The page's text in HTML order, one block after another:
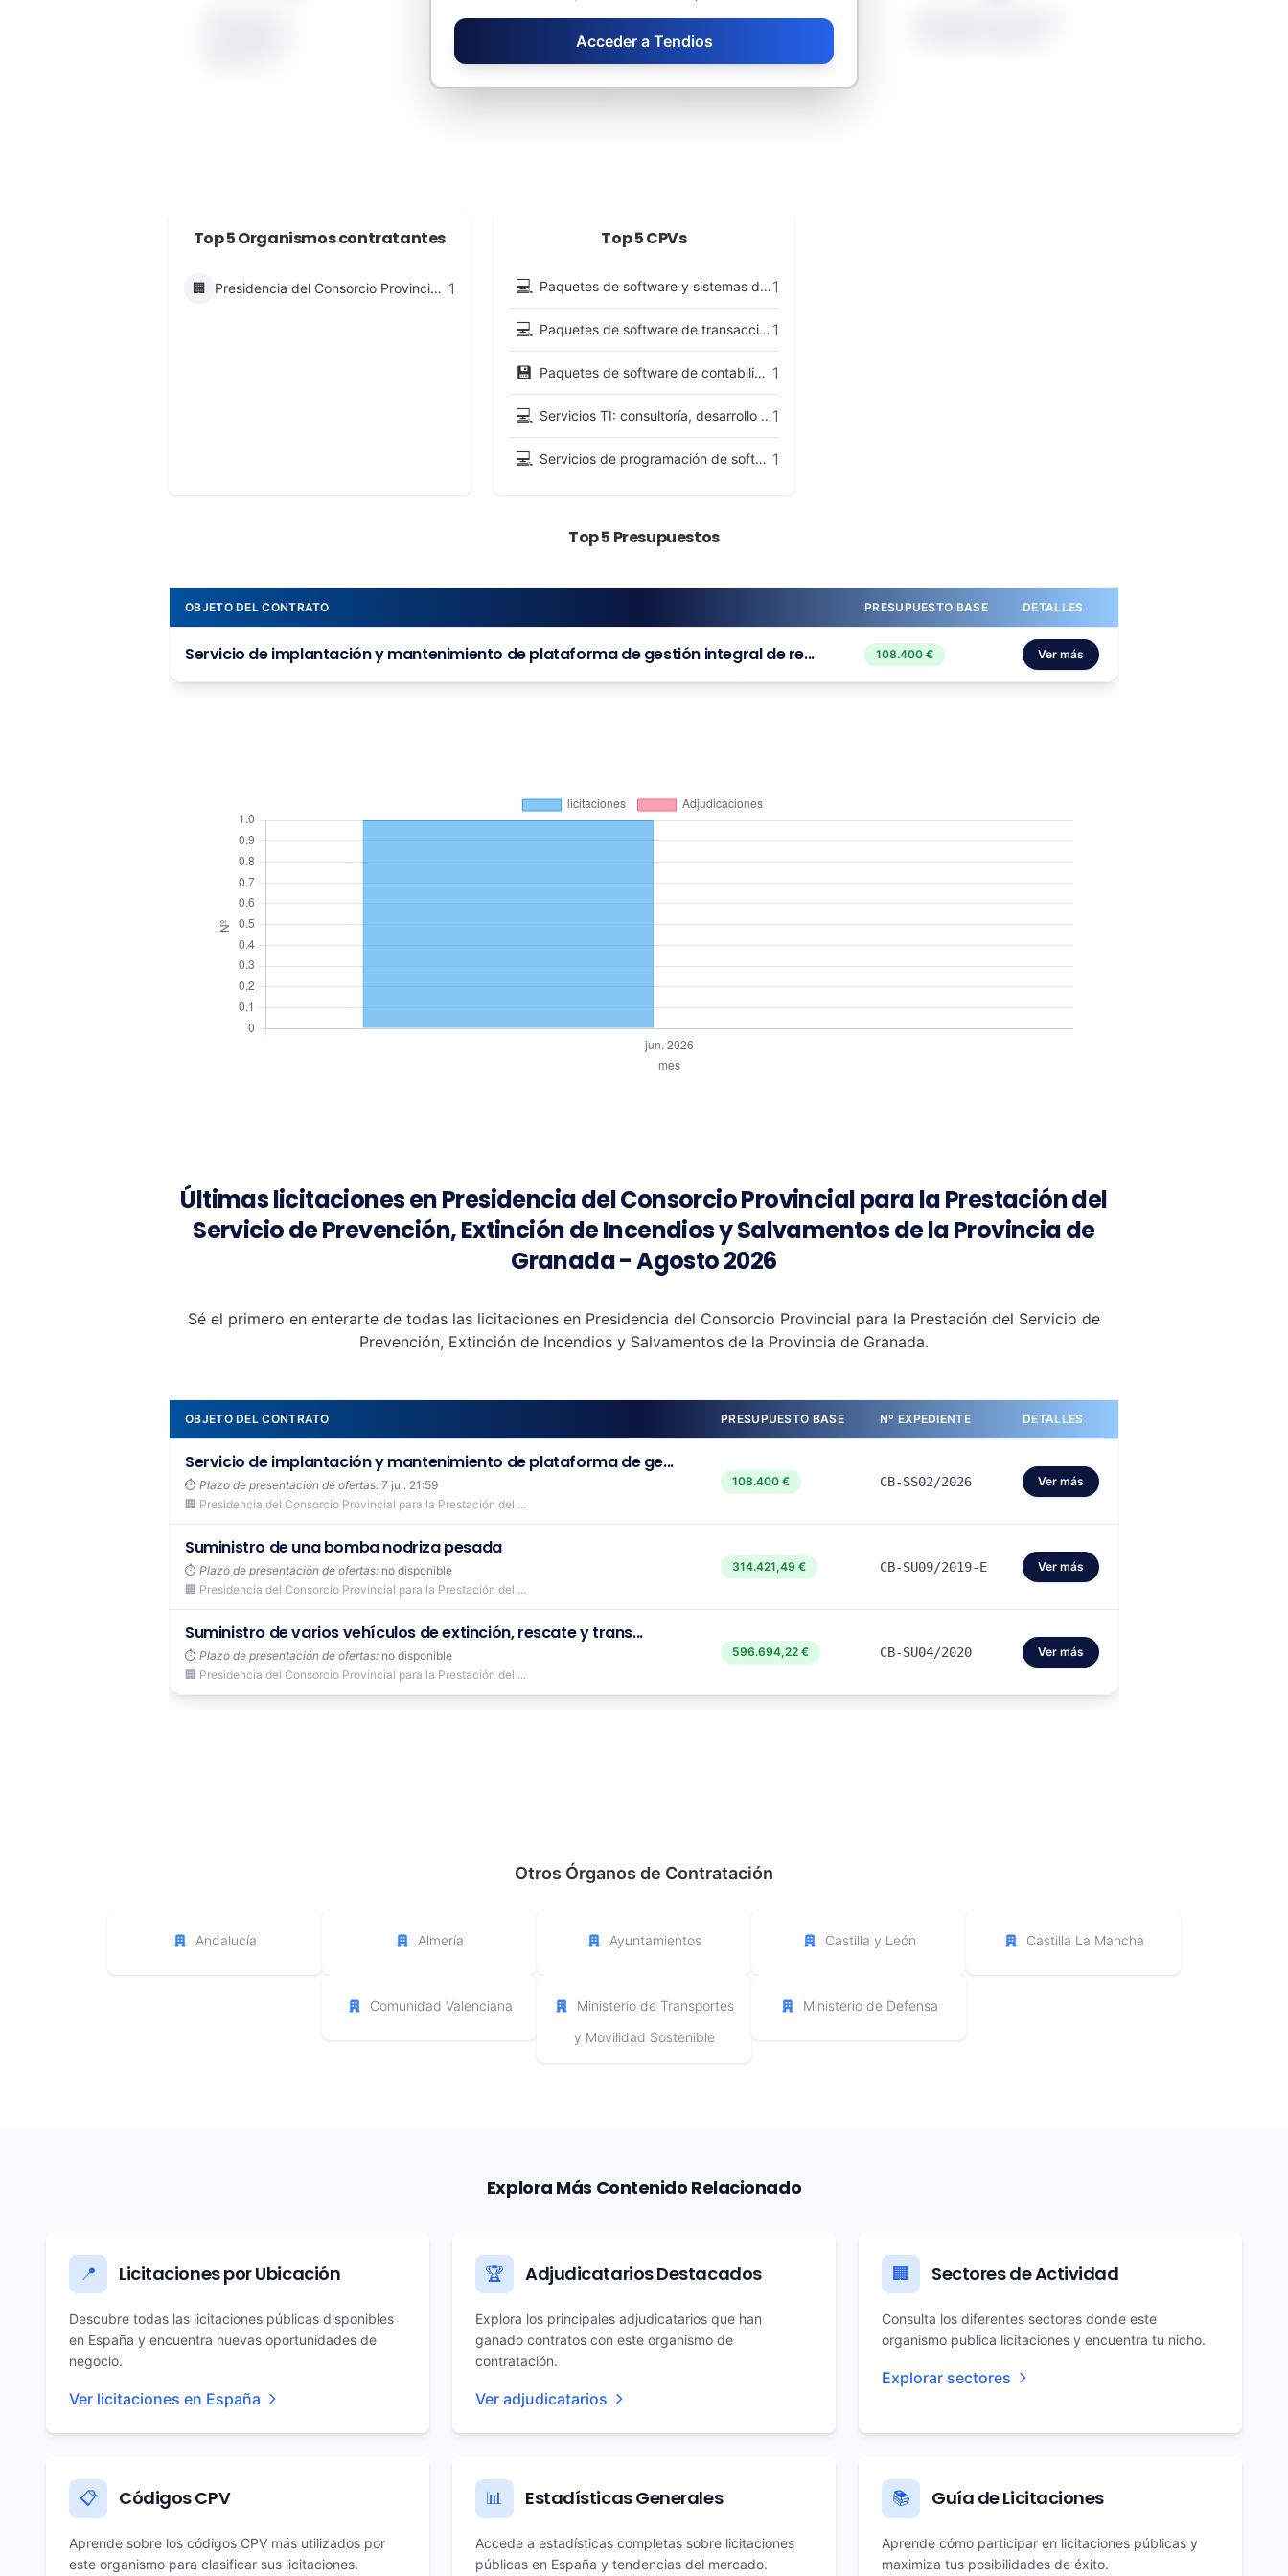
Adjudicado: 0 €
Contratos menores: 0 €
Valor estimado: 108.400 €
Tasa de descuento: 0%
Número de licitadores: 0
Acceder a Tendios
Top 5 Organismos contratantes
🏢 Presidencia del Consorcio Provincial para la Prestación del Servicio de Prevención, Extinción de Incendios y Salvamentos de la Provincia de Granada 1
Top 5 CPVs
💻 Paquetes de software y sistemas de información1
💻 Paquetes de software de transacciones comerciales y personales 1
💾 Paquetes de software de contabilización del tiempo o recursos humanos 1
💻 Servicios TI: consultoría, desarrollo de software, Internet y apoyo1
💻 Servicios de programación de software y de consultoría 1
Top 5 Presupuestos
OBJETO DEL CONTRATO PRESUPUESTO BASE DETALLES
Servicio de implantación y mantenimiento de plataforma de gestión integral de re... 108.400 € Ver más
Últimas licitaciones en Presidencia del Consorcio Provincial para la Prestación del
Servicio de Prevención, Extinción de Incendios y Salvamentos de la Provincia de
Granada - Agosto 2026
Sé el primero en enterarte de todas las licitaciones en Presidencia del Consorcio Provincial para la Prestación del Servicio de
Prevención, Extinción de Incendios y Salvamentos de la Provincia de Granada.
OBJETO DEL CONTRATO PRESUPUESTO BASE Nº EXPEDIENTE DETALLES
Servicio de implantación y mantenimiento de plataforma de ge...
⏱️ Plazo de presentación de ofertas: 7 jul. 21:59
🏢 Presidencia del Consorcio Provincial para la Prestación del ...
108.400 € CB-SS02/2026 Ver más
Suministro de una bomba nodriza pesada
⏱️ Plazo de presentación de ofertas: no disponible
🏢 Presidencia del Consorcio Provincial para la Prestación del ...
314.421,49 € CB-SU09/2019-E Ver más
Suministro de varios vehículos de extinción, rescate y trans...
⏱️ Plazo de presentación de ofertas: no disponible
🏢 Presidencia del Consorcio Provincial para la Prestación del ...
596.694,22 € CB-SU04/2020 Ver más
Otros Órganos de Contratación
Andalucía Almería Ayuntamientos Castilla y León Castilla La Mancha
Comunidad Valenciana
Ministerio de Transportes
y Movilidad Sostenible
Ministerio de Defensa
Explora Más Contenido Relacionado
📍 Licitaciones por Ubicación
Descubre todas las licitaciones públicas disponibles
en España y encuentra nuevas oportunidades de
negocio.
Ver licitaciones en España
🏆 Adjudicatarios Destacados
Explora los principales adjudicatarios que han
ganado contratos con este organismo de
contratación.
Ver adjudicatarios
🏢 Sectores de Actividad
Consulta los diferentes sectores donde este
organismo publica licitaciones y encuentra tu nicho.
Explorar sectores
📋 Códigos CPV
Aprende sobre los códigos CPV más utilizados por
este organismo para clasificar sus licitaciones.
📊 Estadísticas Generales
Accede a estadísticas completas sobre licitaciones
públicas en España y tendencias del mercado.
📚 Guía de Licitaciones
Aprende cómo participar en licitaciones públicas y
maximiza tus posibilidades de éxito.